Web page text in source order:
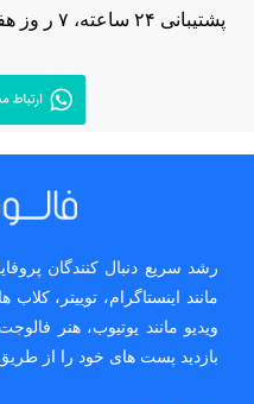
رشد سریع دنبال کنندگان
مانند اینستاگرام، توییتر،
ویدیو مانند یوتیوب، هنر
بازدید پست های خود را از